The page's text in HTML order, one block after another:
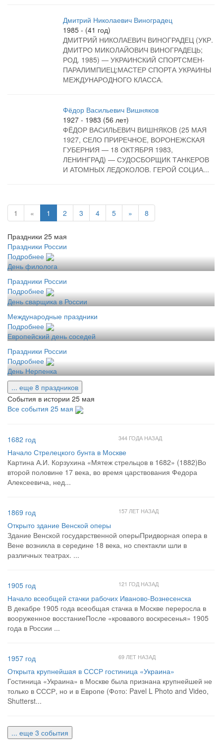
Дмитрий Николаевич Виноградец
1985 - (41 год)
ДМИТРИЙ НИКОЛАЕВИЧ ВИНОГРАДЕЦ (УКР.
ДМИТРО МИКОЛАЙОВИЧ ВИНОГРАДЕЦЬ;
РОД. 1985) — УКРАИНСКИЙ СПОРТСМЕН-
ПАРАЛИМПИЕЦ;МАСТЕР СПОРТА УКРАИНЫ
МЕЖДУНАРОДНОГО КЛАССА.
Фёдор Васильевич Вишняков
1927 - 1983 (56 лет)
ФЁДОР ВАСИЛЬЕВИЧ ВИШНЯКОВ (25 МАЯ
1927, СЕЛО ПРИРЕЧНОЕ, ВОРОНЕЖСКАЯ
ГУБЕРНИЯ — 18 ОКТЯБРЯ 1983,
ЛЕНИНГРАД) — СУДОСБОРЩИК ТАНКЕРОВ
И АТОМНЫХ ЛЕДОКОЛОВ. ГЕРОЙ СОЦИА...
1 « 1 2 3 4 5 » 8
Праздники 25 мая
Праздники России
Подробнее
День филолога
Праздники России
Подробнее
День сварщика в России
Международные праздники
Подробнее
Европейский день соседей
Праздники России
Подробнее
День Нерпенка
... еще 8 праздников
События в истории 25 мая
Все события 25 мая
1682 год 344 ГОДА НАЗАД
Начало Стрелецкого бунта в Москве
Картина А.И. Корзухина «Мятеж стрельцов в 1682» (1882)Во
второй половине 17 века, во время царствования Федора
Алексеевича, нед...
1869 год 157 ЛЕТ НАЗАД
Открыто здание Венской оперы
Здание Венской государственной оперыПридворная опера в
Вене возникла в середине 18 века, но спектакли шли в
различных театрах. ...
1905 год 121 ГОД НАЗАД
Начало всеобщей стачки рабочих Иваново-Вознесенска
В декабре 1905 года всеобщая стачка в Москве переросла в
вооруженное восстаниеПосле «кровавого воскресенья» 1905
года в России ...
1957 год 69 ЛЕТ НАЗАД
Открыта крупнейшая в СССР гостиница «Украина»
Гостиница «Украина» в Москве была признана крупнейшей не
только в СССР, но и в Европе (Фото: Pavel L Photo and Video,
Shutterst...
... еще 3 события